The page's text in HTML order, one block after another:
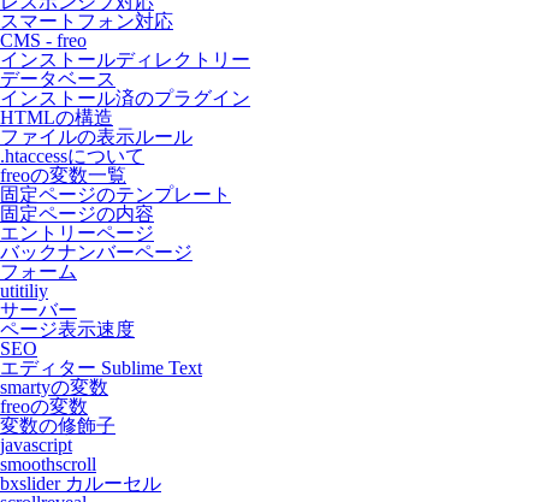
スマートフォン対応
CMS - freo
インストールディレクトリー
データベース
インストール済のプラグイン
HTMLの構造
ファイルの表示ルール
.htaccessについて
freoの変数一覧
固定ページのテンプレート
固定ページの内容
エントリーページ
バックナンバーページ
フォーム
utitiliy
サーバー
ページ表示速度
SEO
エディター Sublime Text
smartyの変数
freoの変数
変数の修飾子
javascript
smoothscroll
bxslider カルーセル